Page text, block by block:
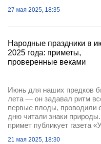
27 мая 2025, 18:35
Народные праздники в
2025 года: приметы,
проверенные веками
Июнь для наших предков
лета — он задавал ритм
первые плоды, проводили
дню читали знаки
примет публикует газета
21 мая 2025, 18:30